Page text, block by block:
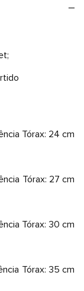
Tórax: 24 cm
Tórax: 27 cm
Tórax: 30 cm
Tórax: 35 cm